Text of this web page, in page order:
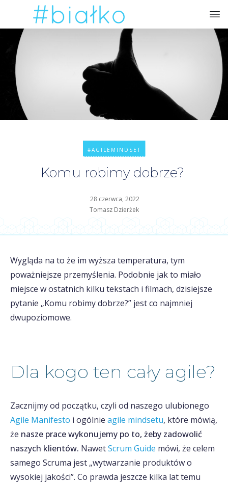
#AGILEMINDSET
Komu robimy dobrze?
28 czerwca, 2022
Tomasz Dzierżek
Wygląda na to że im wyższa temperatura, tym
poważniejsze przemyślenia. Podobnie jak to miało
miejsce w ostatnich kilku tekstach i filmach, dzisiejsze
pytanie „Komu robimy dobrze?” jest co najmniej
dwupoziomowe.
Dla kogo ten cały agile?
Zacznijmy od początku, czyli od naszego ulubionego
Agile Manifesto i ogólnie agile mindsetu, które mówią,
że nasze prace wykonujemy po to, żeby zadowolić
naszych klientów. NawetScrum Guide mówi, że celem
samego Scruma jest „wytwarzanie produktów o
wysokiej jakości”. Co prawda jeszcze kilka lat temu